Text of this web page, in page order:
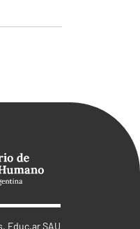
Educ.ar SAU